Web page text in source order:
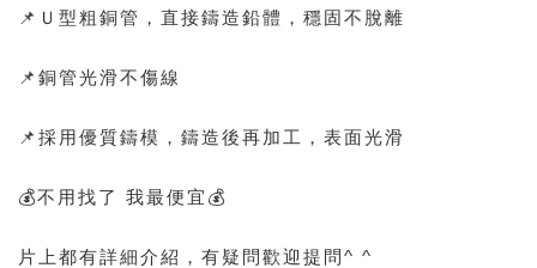
📌Ｕ型粗銅管，直接鑄造鉛體，穩固不脫離
📌銅管光滑不傷線
📌採用優質鑄模，鑄造後再加工，表面光滑
💰不用找了 我最便宜💰
片上都有詳細介紹，有疑問歡迎提問^ ^